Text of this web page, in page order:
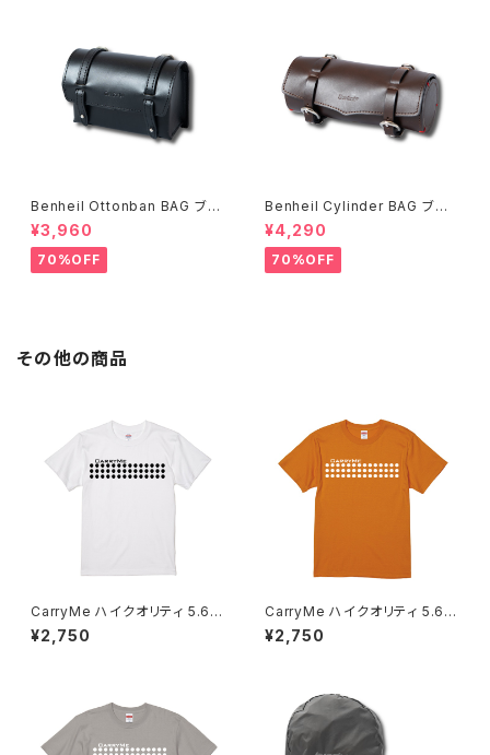
Benheil Ottonban BAG ブラ
ック
¥3,960
70%OFF
Benheil Cylinder BAG ブラ
ウン
¥4,290
70%OFF
その他の商品
CarryMe ハイクオリティ 5.6o
z Tシャツ ホワイト
¥2,750
CarryMe ハイクオリティ 5.6o
z Tシャツ オレンジ
¥2,750